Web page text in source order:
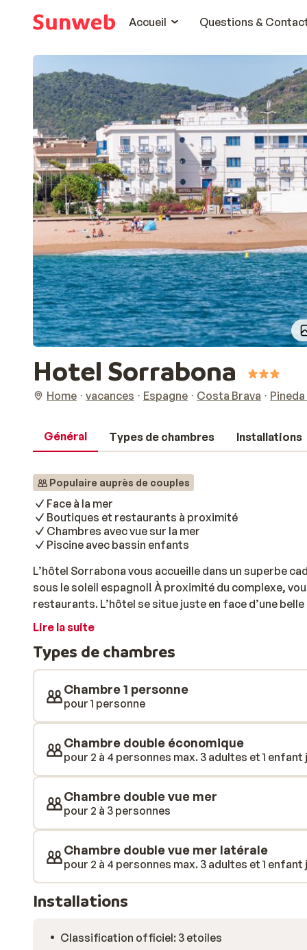
Accueil
Questions &
Hotel Sorrabona
Home vacances Espagne Costa Brava
Général Types de chambres Installations
Populaire auprès de couples
Face à la mer
Boutiques et restaurants à proximité
Chambres avec vue sur la mer
Piscine avec bassin enfants
L’hôtel Sorrabona vous accueille dans un superbe
sous le soleil espagnol! À proximité du complexe,
restaurants. L’hôtel se situe juste en face d’une
bronzage et vous détendre lors d’une journée
piquer une tête dans la piscine, tandis que les plus
enfants. Réservez votre après-midi pour explorer
découvrez sa végétation, sa faune et sa flore
randonnée ou du VTT. Côté restauration, les repas
l’hôtel. Parfait pour des vacances sous le signe de la
Lire la suite
Types de chambres
Chambre 1 personne
pour 1 personne
Chambre double économique
pour 2 à 4 personnes max. 3 adultes et 1 enfant
Chambre double vue mer
pour 2 à 3 personnes
Chambre double vue mer latérale
pour 2 à 4 personnes max. 3 adultes et 1 enfant
Installations
Classification officiel: 3 etoiles